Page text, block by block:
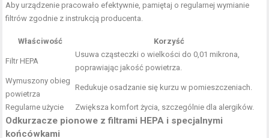
Aby urządzenie pracowało efektywnie, pamiętaj o regularnej wymianie
filtrów zgodnie z instrukcją producenta.
Właściwość Korzyść
Filtr HEPA
Usuwa cząsteczki o wielkości do 0,01 mikrona,
poprawiając jakość powietrza.
Wymuszony obieg
powietrza
Redukuje osadzanie się kurzu w pomieszczeniach.
Regularne użycie Zwiększa komfort życia, szczególnie dla alergików.
Odkurzacze pionowe z filtrami HEPA i specjalnymi
końcówkami